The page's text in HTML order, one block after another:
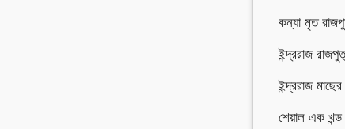
কন্যা মৃত
ইন্দ্ররাজ
ইন্দ্ররাজ
শেয়াল এক